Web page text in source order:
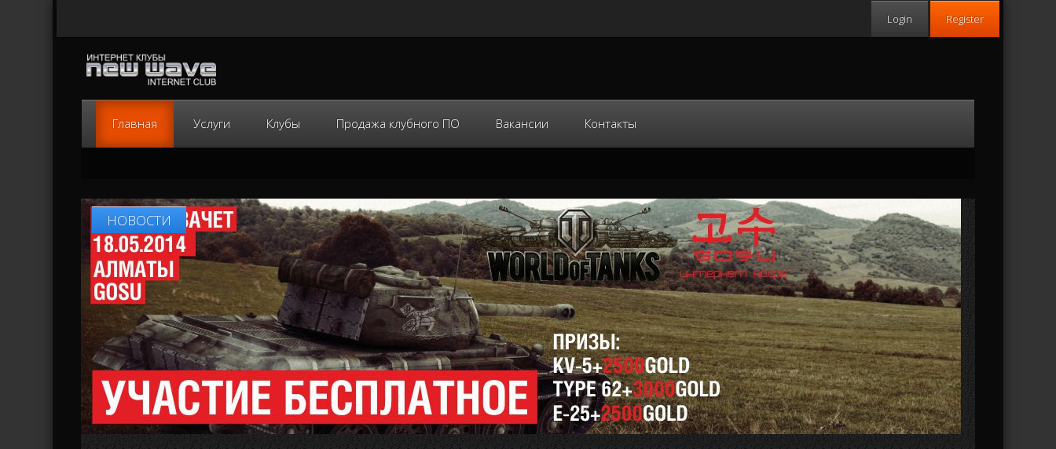
Register
Login
Главная Услуги Клубы Продажа клубного ПО Вакансии Контакты
НОВОСТИ